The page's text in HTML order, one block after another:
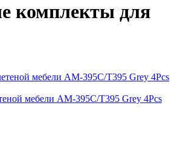
комплекты для
мебели AM-395C/T395 Grey 4Pcs